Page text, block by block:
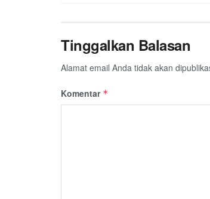
Tinggalkan Balasan
Alamat email Anda tidak akan
Komentar *